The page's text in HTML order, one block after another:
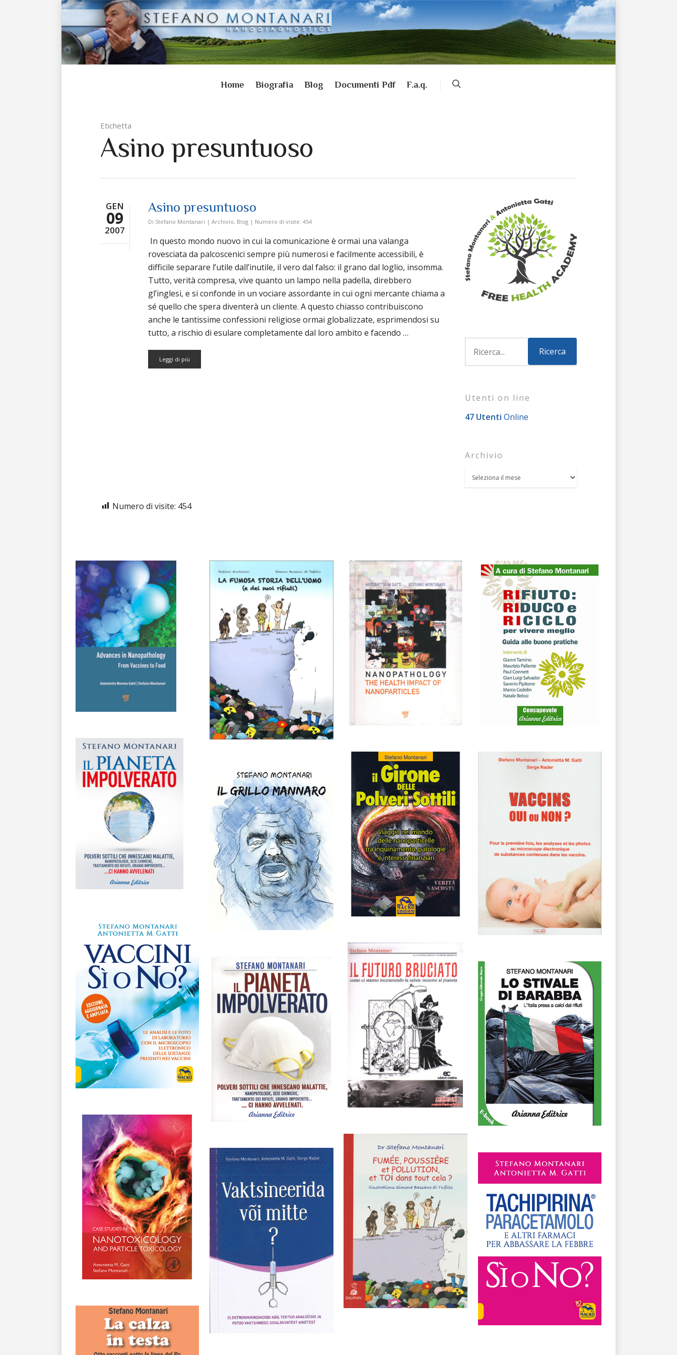
Home Biografia Blog Documenti Pdf F.a.q.
Etichetta
Asino presuntuoso
GEN
09
2007
Asino presuntuoso
Di Stefano Montanari | Archivio, Blog | Numero di visite: 454
In questo mondo nuovo in cui la comunicazione è ormai una valanga
rovesciata da palcoscenici sempre più numerosi e facilmente accessibili, è
difficile separare l’utile dall’inutile, il vero dal falso: il grano dal loglio, insomma.
Tutto, verità compresa, vive quanto un lampo nella padella, direbbero
gl’inglesi, e si confonde in un vociare assordante in cui ogni mercante chiama a
sé quello che spera diventerà un cliente. A questo chiasso contribuiscono
anche le tantissime confessioni religiose ormai globalizzate, esprimendosi su
tutto, a rischio di esulare completamente dal loro ambito e facendo …
Leggi di più
Utenti on line
47 Utenti Online
Archivio
Numero di visite: 454